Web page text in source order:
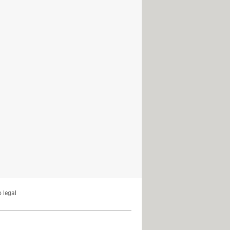
en Word, Excel...
Writer: con y sin portada
ejemplos, infografía...
en OpenOffice Writer
bajar e instalar fuentes
en OpenOffice Writer
gratis, para Mac, PC, Linux
Word a LibreOffice
texto en LibreOffice Writer
en OpenOffice Writer
legal